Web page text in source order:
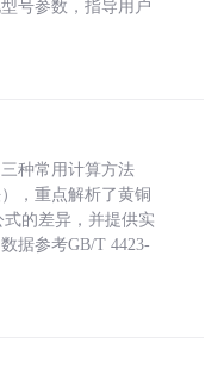
号参数，指导用户
种常用计算方法
，重点解析了黄铜
式的差异，并提供实
据参考GB/T 4423-